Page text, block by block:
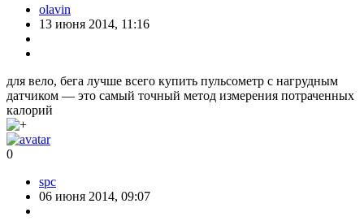
olavin
13 июня 2014, 11:16
для вело, бега лучше всего купить пульсометр с нагрудным
датчиком — это самый точный метод измерения потраченных
калорий
0
spc
06 июня 2014, 09:07